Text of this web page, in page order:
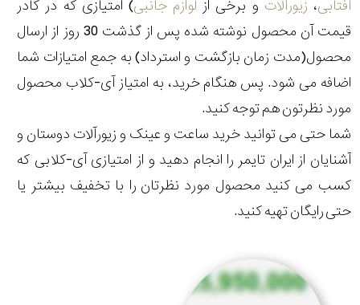
آفتابی، زیورآلات و برخی از لوازم جانبی) امتیازی که در کادر
قیمت آن محصول نوشته شده پس از گذشت 30 روز از ارسال
محصول(مدت زمان بازگشت و استرداد) به جمع امتیازات شما
اضافه می شود. پس هنگام خرید، به امتیاز آی-کلاب محصول
مورد نظرتون هم توجه کنید.
شما حتی می توانید خرید ساعت و عینک و زیورآلات دوستان و
آشنایان از ایران تایمر را انجام دهید و از امتیازی آی-کلابی که
کسب می کنید محصول مورد نظرتان را با تخفیف بیشتر یا
حتی رایگان تهیه کنید.